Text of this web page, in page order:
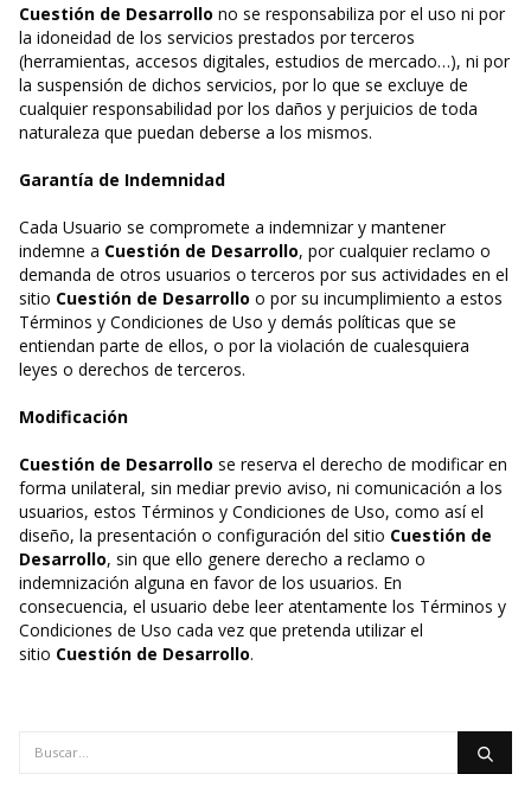
Cuestión de Desarrollo no se responsabiliza por el uso ni por
la idoneidad de los servicios prestados por terceros
(herramientas, accesos digitales, estudios de mercado…), ni por
la suspensión de dichos servicios, por lo que se excluye de
cualquier responsabilidad por los daños y perjuicios de toda
naturaleza que puedan deberse a los mismos.
Garantía de Indemnidad
Cada Usuario se compromete a indemnizar y mantener
indemne a Cuestión de Desarrollo, por cualquier reclamo o
demanda de otros usuarios o terceros por sus actividades en el
sitio Cuestión de Desarrollo o por su incumplimiento a estos
Términos y Condiciones de Uso y demás políticas que se
entiendan parte de ellos, o por la violación de cualesquiera
leyes o derechos de terceros.
Modificación
Cuestión de Desarrollo se reserva el derecho de modificar en
forma unilateral, sin mediar previo aviso, ni comunicación a los
usuarios, estos Términos y Condiciones de Uso, como así el
diseño, la presentación o configuración del sitio Cuestión de
Desarrollo, sin que ello genere derecho a reclamo o
indemnización alguna en favor de los usuarios. En
consecuencia, el usuario debe leer atentamente los Términos y
Condiciones de Uso cada vez que pretenda utilizar el
sitio Cuestión de Desarrollo.